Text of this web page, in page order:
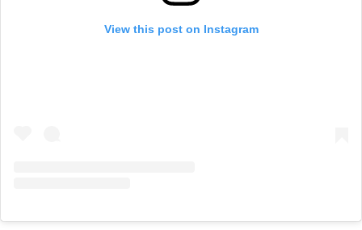
View this post on Instagram